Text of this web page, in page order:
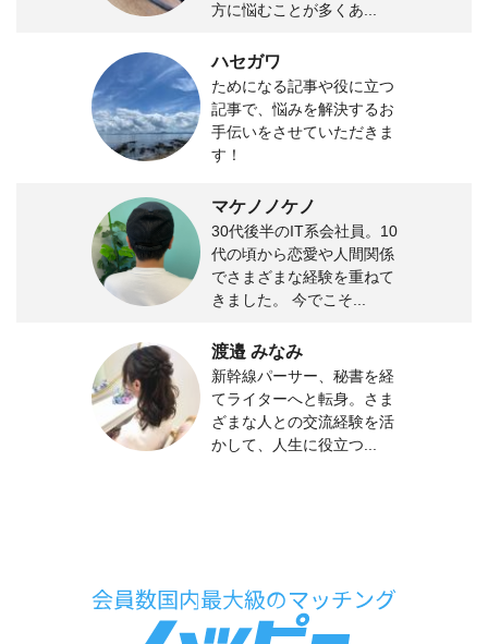
方に悩むことが多くあ...
ハセガワ
ためになる記事や役に立つ
記事で、悩みを解決するお
手伝いをさせていただきま
す！
マケノノケノ
30代後半のIT系会社員。10
代の頃から恋愛や人間関係
でさまざまな経験を重ねて
きました。 今でこそ...
渡邉 みなみ
新幹線パーサー、秘書を経
てライターへと転身。さま
ざまな人との交流経験を活
かして、人生に役立つ...